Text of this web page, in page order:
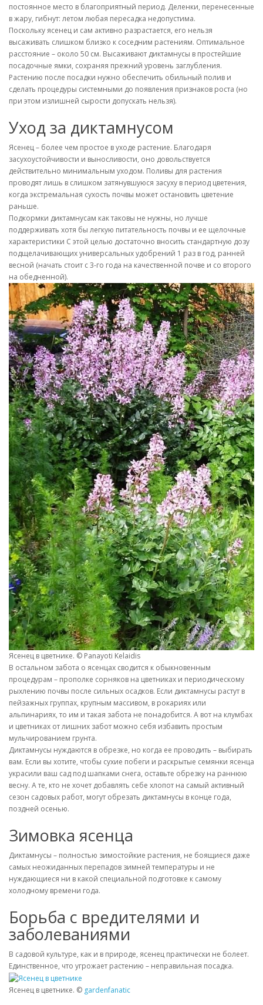
постоянное место в благоприятный период. Деленки, перенесенные
в жару, гибнут: летом любая пересадка недопустима.
Поскольку ясенец и сам активно разрастается, его нельзя
высаживать слишком близко к соседним растениям. Оптимальное
расстояние – около 50 см. Высаживают диктамнусы в простейшие
посадочные ямки, сохраняя прежний уровень заглубления.
Растению после посадки нужно обеспечить обильный полив и
сделать процедуры системными до появления признаков роста (но
при этом излишней сырости допускать нельзя).
Уход за диктамнусом
Ясенец – более чем простое в уходе растение. Благодаря
засухоустойчивости и выносливости, оно довольствуется
действительно минимальным уходом. Поливы для растения
проводят лишь в слишком затянувшуюся засуху в период цветения,
когда экстремальная сухость почвы может остановить цветение
раньше.
Подкормки диктамнусам как таковы не нужны, но лучше
поддерживать хотя бы легкую питательность почвы и ее щелочные
характеристики С этой целью достаточно вносить стандартную дозу
подщелачивающих универсальных удобрений 1 раз в год, ранней
весной (начать стоит с 3-го года на качественной почве и со второго
на обедненной).
Ясенец в цветнике. © Panayoti Kelaidis
В остальном забота о ясенцах сводится к обыкновенным
процедурам – прополке сорняков на цветниках и периодическому
рыхлению почвы после сильных осадков. Если диктамнусы растут в
пейзажных группах, крупным массивом, в рокариях или
альпинариях, то им и такая забота не понадобится. А вот на клумбах
и цветниках от лишних забот можно себя избавить простым
мульчированием грунта.
Диктамнусы нуждаются в обрезке, но когда ее проводить – выбирать
вам. Если вы хотите, чтобы сухие побеги и раскрытые семянки ясенца
украсили ваш сад под шапками снега, оставьте обрезку на раннюю
весну. А те, кто не хочет добавлять себе хлопот на самый активный
сезон садовых работ, могут обрезать диктамнусы в конце года,
поздней осенью.
Зимовка ясенца
Диктамнусы – полностью зимостойкие растения, не боящиеся даже
самых неожиданных перепадов зимней температуры и не
нуждающиеся ни в какой специальной подготовке к самому
холодному времени года.
Борьба с вредителями и
заболеваниями
В садовой культуре, как и в природе, ясенец практически не болеет.
Единственное, что угрожает растению – неправильная посадка.
Ясенец в цветнике. © gardenfanatic